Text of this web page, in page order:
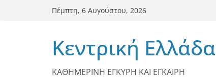
Πέμπτη, 6 Αυγούστου, 2026
Κεντρική Ελλάδα
ΚΑΘΗΜΕΡΙΝΗ ΕΓΚΥΡΗ ΚΑΙ ΕΓΚΑΙΡΗ